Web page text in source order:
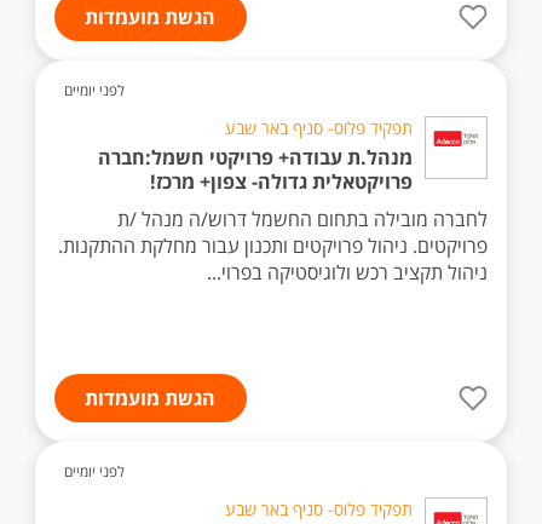
הגשת מועמדות
לפני יומיים
תפקיד פלוס- סניף באר שבע
מנהל.ת עבודה+ פרויקטי חשמל:חברה
פרויקטאלית גדולה- צפון+ מרכז!
לחברה מובילה בתחום החשמל דרוש/ה מנהל /ת
פרויקטים. ניהול פרויקטים ותכנון עבור מחלקת ההתקנות.
ניהול תקציב רכש ולוגיסטיקה בפרוי...
הגשת מועמדות
לפני יומיים
תפקיד פלוס- סניף באר שבע